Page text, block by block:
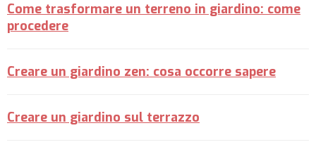
Come trasformare un terreno in giardino: come
procedere
Creare un giardino zen: cosa occorre sapere
Creare un giardino sul terrazzo